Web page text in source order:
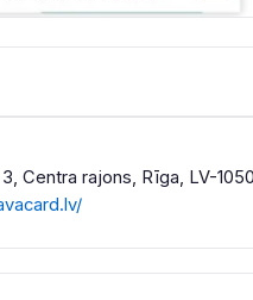
3, Centra rajons, Rīga, LV-